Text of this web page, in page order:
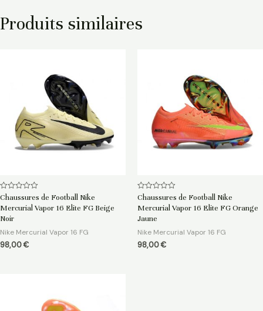
Produits similaires
Note
sur
5
Chaussures de Football Nike
Mercurial Vapor 16 Elite FG Beige
Noir
Nike Mercurial Vapor 16 FG
98,00€
Note
sur
5
Chaussures de Football Nike
Mercurial Vapor 16 Elite FG Orange
Jaune
Nike Mercurial Vapor 16 FG
98,00€